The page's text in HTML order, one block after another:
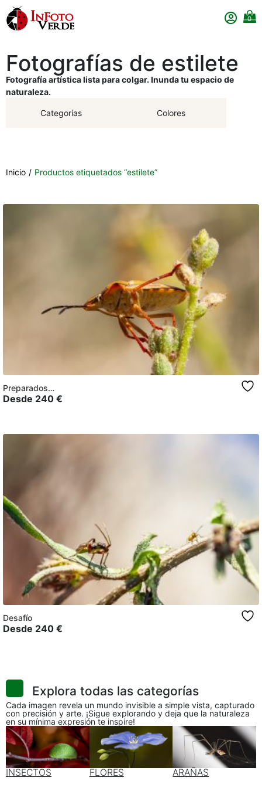
0
Fotografías de estilete
Fotografía artística lista para colgar. Inunda tu espacio de
naturaleza.
Categorías Colores
Inicio / Productos etiquetados “estilete”
Preparados…
Desde 240 €
Desafío
Desde 240 €
Explora todas las categorías
Cada imagen revela un mundo invisible a simple vista, capturado
con precisión y arte. ¡Sigue explorando y deja que la naturaleza
en su mínima expresión te inspire!
INSECTOS FLORES ARAÑAS